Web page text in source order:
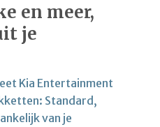
en meer,
je
Kia Entertainment
Standard,
van je